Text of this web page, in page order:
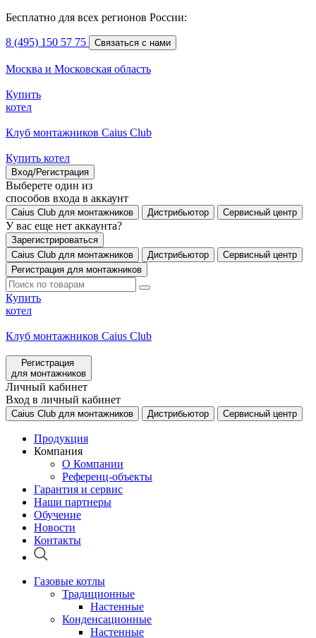
Бесплатно для всех регионов России:
8 (495) 150 57 75 Связаться с нами
Москва и Московская область
Купить
котел
Клуб монтажников Caius Club
Купить котел
Вход/Регистрация
Выберете один из
способов входа в аккаунт
Caius Club для монтажников Дистрибьютор Сервисный центр
У вас еще нет аккаунта?
Зарегистрироваться
Caius Club для монтажников
Дистрибьютор
Сервисный центр
Регистрация для монтажников
Купить
котел
Клуб монтажников Caius Club
Регистрация
для монтажников
Личный кабинет
Вход в личный кабинет
Caius Club для монтажников Дистрибьютор Сервисный центр
Продукция
Компания
О Компании
Референц-объекты
Гарантия и сервис
Наши партнеры
Обучение
Новости
Контакты
Газовые котлы
Традиционные
Настенные
Конденсационные
Настенные